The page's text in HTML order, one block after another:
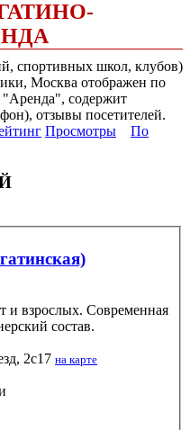
спортивных школ, клубов)
Москва отображен по
"Аренда", содержит
отзывы посетителей.
Просмотры
По
и взрослых. Современная
состав.
2с17 на карте